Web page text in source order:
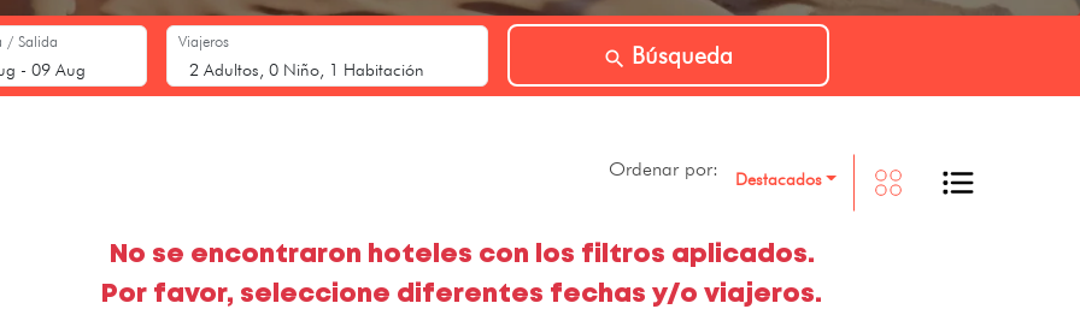
/ Salida Viajeros
Búsqueda
Ordenar por: Destacados
No se encontraron hoteles con los filtros aplicados.
Por favor, seleccione diferentes fechas y/o viajeros.